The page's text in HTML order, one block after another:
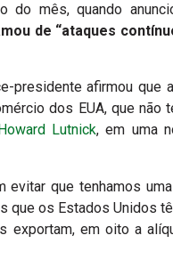
do mês, quando
de “ataques
afirmou que
dos EUA, que não
Lutnick, em uma
evitar que tenhamos
os Estados Unidos
em oito a